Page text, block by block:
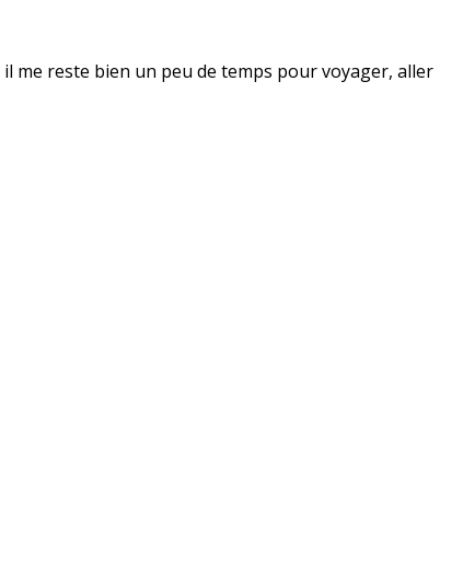
me reste bien un peu de temps pour voyager, aller